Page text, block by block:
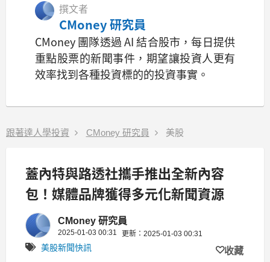
撰文者
CMoney 研究員
CMoney 團隊透過 AI 結合股市，每日提供
重點股票的新聞事件，期望讓投資人更有
效率找到各種投資標的的投資事實。
跟著達人學投資 CMoney 研究員 美股
蓋內特與路透社攜手推出全新內容
包！媒體品牌獲得多元化新聞資源
CMoney 研究員
2025-01-03 00:31 更新：2025-01-03 00:31
美股新聞快訊 收藏